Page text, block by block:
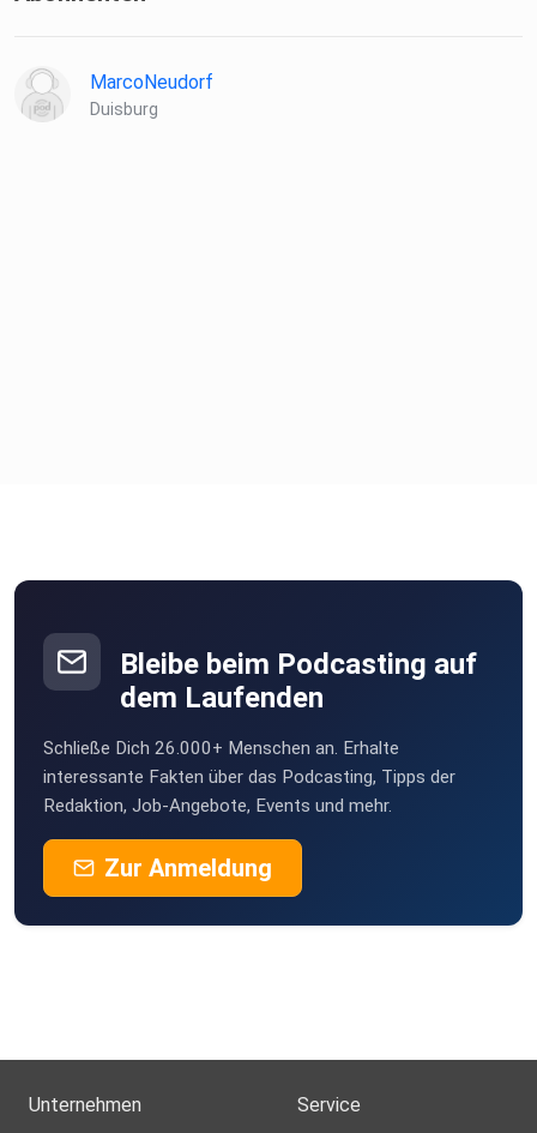
MarcoNeudorf
Duisburg
Bleibe beim Podcasting auf
dem Laufenden
Schließe Dich 26.000+ Menschen an. Erhalte
interessante Fakten über das Podcasting, Tipps der
Redaktion, Job-Angebote, Events und mehr.
Zur Anmeldung
Unternehmen Service